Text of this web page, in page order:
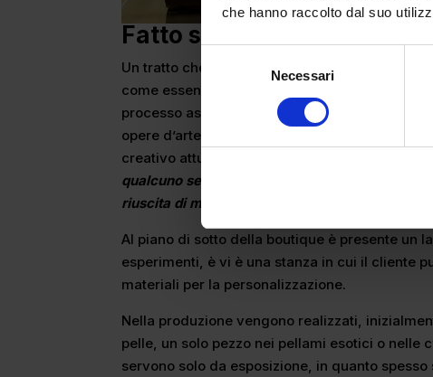
che hanno raccolto dal suo
del
Necessari
Fatto su misura da
Un tratto che rende speciale l’atelier è il fatto
come essenziale il rapporto umano e
processo assieme a loro, gli spiegano la
opere d’arte. E infine, ai più appassionati
creativo attuato dagli artigiani. Come dice
qualcuno senza tenere conto delle sue
riuscita di mettersi un vestito che non ti senti
Al piano di sotto della boutique è presente un
esperimenti, è vi è una stanza in cui il cliente
materiali per la personalizzazione.
Nella produzione vengono realizzati,
pelle, un solo pezzo nei pellami esotici o nelle
servono solo da esposizione, in quanto